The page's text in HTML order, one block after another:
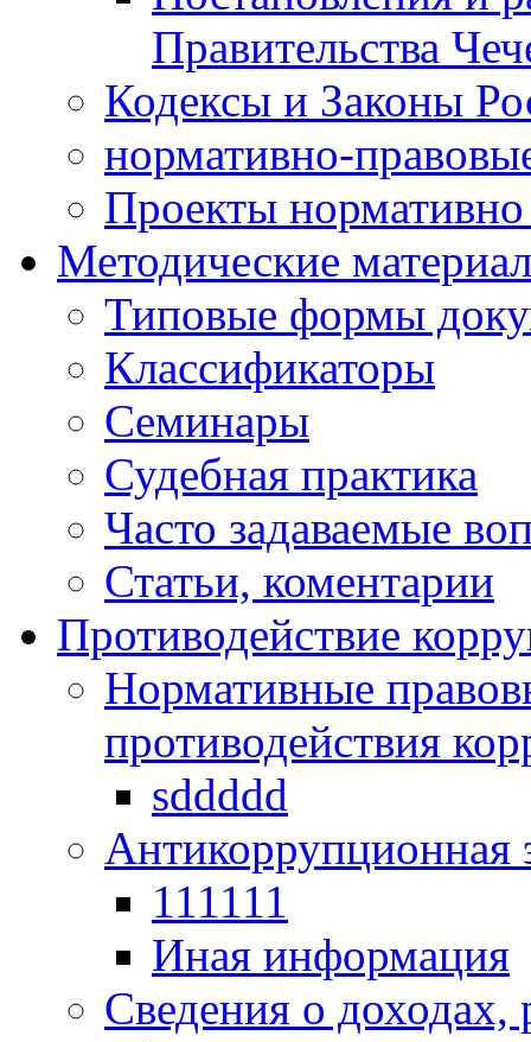
Правительства
Кодексы и Законы
нормативно-
Проекты
Методические
Типовые формы
Классификаторы
Семинары
Судебная практика
Часто задаваемые
Статьи, коментарии
Противодействие
Нормативные
противодействия
sddddd
Антикоррупционная
111111
Иная информация
Сведения о доходах,